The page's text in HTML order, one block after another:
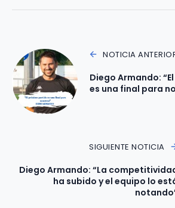
NOTICIA
Diego Armando:
es una final para
SIGUIENTE NOTICIA
Diego Armando: “La
ha subido y el equipo lo